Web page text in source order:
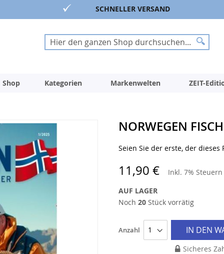
SCHNELLER VERSAND
Suche
Suche
Shop Kategorien Markenwelten ZEIT-
NORWEGEN
Seien Sie der erste, der dieses
11,90 € Inkl. 7% Steuern
AUF LAGER
Noch 20Stück vorrätig
Anzahl IN DEN
Sicheres